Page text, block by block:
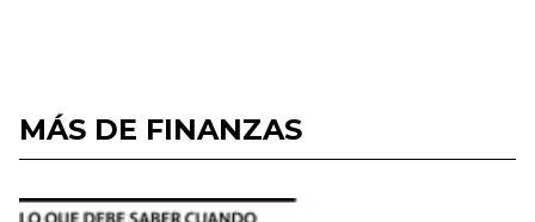
MÁS DE FINANZAS